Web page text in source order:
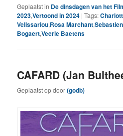
Geplaatst in De dinsdagen van het
2023,Vertoond in 2024 |Tags:
Velissariou,Rosa Marchant,
Bogaert,Veerle Baetens
CAFARD (Jan
Geplaatst opdoor(godb)